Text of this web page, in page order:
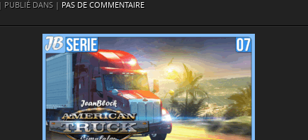
PUBLIÉ DANS | PAS DE COMMENTAIRE